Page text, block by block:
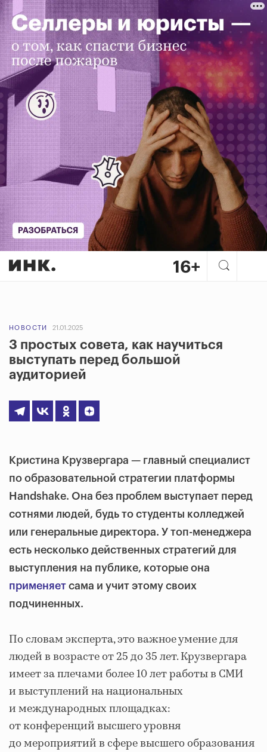
НОВОСТИ 21.01.2025
3 простых совета, как научиться
выступать перед большой
аудиторией
Кристина Крузвергара — главный специалист
по образовательной стратегии платформы
Handshake. Она без проблем выступает перед
сотнями людей, будь то студенты колледжей
или генеральные директора. У топ-менеджера
есть несколько действенных стратегий для
выступления на публике, которые она
применяет сама и учит этому своих
подчиненных.
По словам эксперта, это важное умение для
людей в возрасте от 25 до 35 лет. Крузвергара
имеет за плечами более 10 лет работы в СМИ
и выступлений на национальных
и международных площадках:
от конференций высшего уровня
до мероприятий в сфере высшего образования